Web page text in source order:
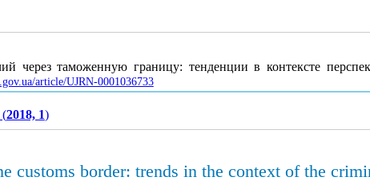
таможенную границу: тенденции в контексте
article/UJRN-0001036733
(2018, 1)
customs border: trends in the context of the